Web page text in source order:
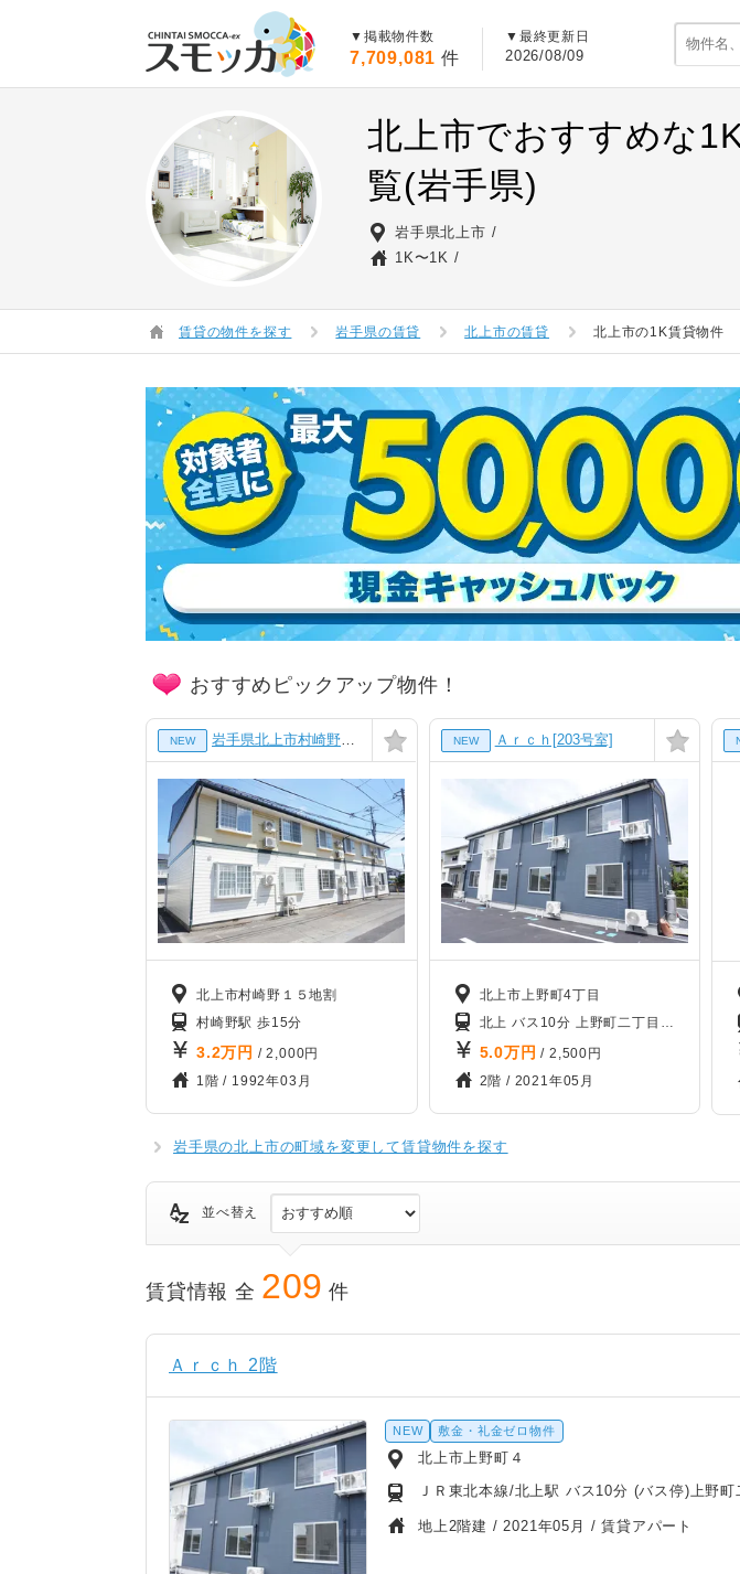
▼掲載物件数
7,709,081 件
▼最終更新日
2026/08/09
北上市でおすすめな
覧(岩手県)
岩手県北上市
1K〜1K
賃貸の物件を探す 岩手県の賃貸 北上市の賃貸 北上市の1K賃貸物件
おすすめピックアップ物件！
NEW 岩手県北上市村崎野１５地割の賃貸アパート
北上市村崎野１５地割
村崎野駅 歩15分
3.2万円 / 2,000円
1階 / 1992年03月
NEW Ａｒｃｈ[203号室]
北上市上野町4丁目
北上 バス10分 上野町二丁目バス停から徒歩8分
5.0万円 / 2,500円
2階 / 2021年05月
岩手県の北上市の町域を変更して賃貸物件を探す
並べ替え
賃貸情報 全 209 件
Ａｒｃｈ 2階
NEW 敷金・礼金ゼロ物件
北上市上野町４
ＪＲ東北本線/北上駅 バス10分 (バス停)上野町
地上2階建 /2021年05月 / 賃貸アパート